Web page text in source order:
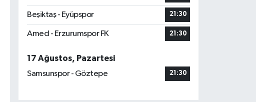
Beşiktaş - Eyüpspor 21:30
Amed - Erzurumspor FK 21:30
17 Ağustos, Pazartesi
Samsunspor - Göztepe
21:30